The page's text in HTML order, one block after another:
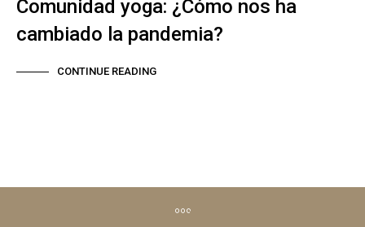
Comunidad yoga: ¿Cómo nos ha
cambiado la pandemia?
CONTINUE READING